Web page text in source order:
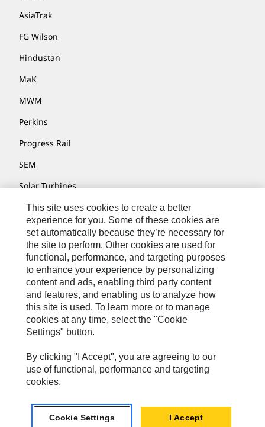
AsiaTrak
FG Wilson
Hindustan
MaK
MWM
Perkins
Progress Rail
SEM
Solar Turbines
SPM Oil & Gas
Turner Powertrain Systems
Contact
Site Map
Cookie Settings
Legal
Privacy
Cat.com
© 2026 Caterpillar. All Rights Reserved.
This site uses cookies to create a better
experience for you. Some of these cookies are
set automatically because they’re necessary for
the site to perform. Other cookies are used for
functional, performance, and targeting purposes
to enhance your experience by personalizing
content and ads, enabling third party content
and features, and enabling us to analyze how
this site is used. To learn more or to manage
cookies at any time, select the "Cookie
Settings" button.
By clicking "I Accept", you are agreeing to our
use of functional, performance and targeting
cookies.
Cookie Settings I Accept